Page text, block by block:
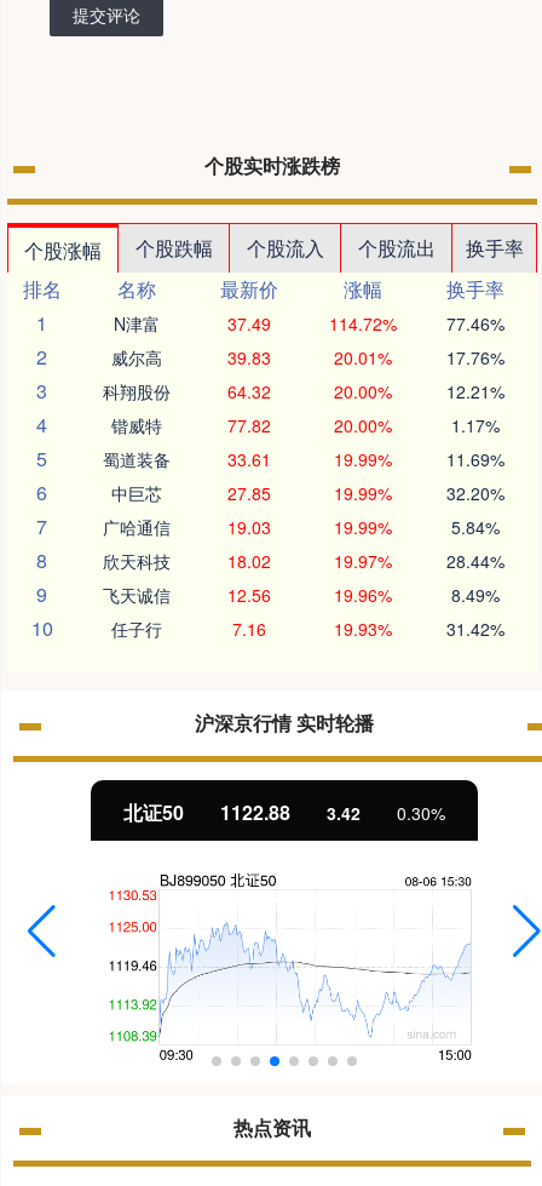
提交评论
个股实时涨跌榜
个股涨幅 个股跌幅 个股流入 个股流出
换手率
排名
名称 最新价 涨幅
换手率
1
N津富 37.49 114.72% 77.46%
2 威尔高 39.83 20.01% 17.76%
3 科翔股份 64.32 20.00% 12.21%
4 锴威特 77.82 20.00% 1.17%
5 蜀道装备 33.61 19.99% 11.69%
6 中巨芯 27.85 19.99% 32.20%
7 广哈通信 19.03 19.99% 5.84%
8 欣天科技 18.02 19.97% 28.44%
9 飞天诚信 12.56 19.96% 8.49%
10 任子行 7.16 19.93% 31.42%
沪深京行情 实时轮播
北证50 1122.88 3.42 0.30%
热点资讯